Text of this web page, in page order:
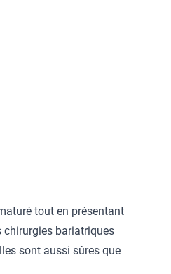
tout en présentant
chirurgies bariatriques
sont aussi sûres que